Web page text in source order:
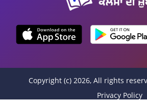
Copyright (c) 2026, All rights
Privacy Policy